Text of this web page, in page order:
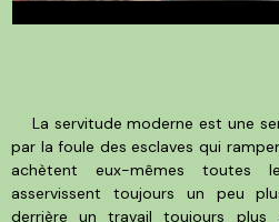
La servitude moderne est une
par la foule des esclaves qui
achètent eux-mêmes toutes
asservissent toujours un peu
derrière un travail toujours plus